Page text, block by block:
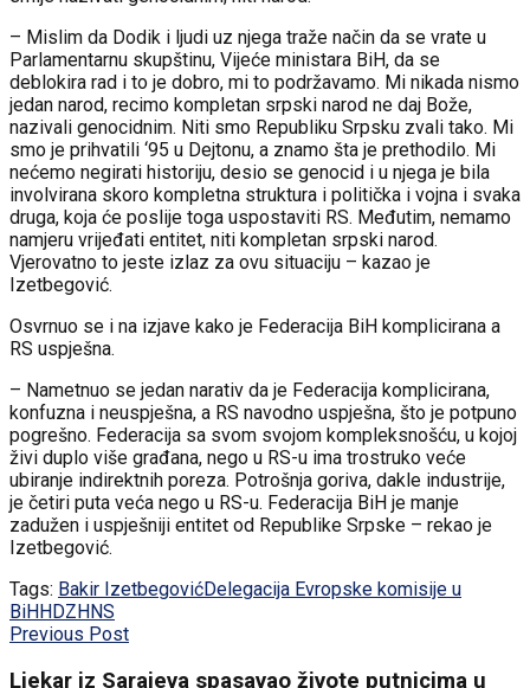
– Mislim da Dodik i ljudi uz njega traže način da se vrate u
Parlamentarnu skupštinu, Vijeće ministara BiH, da se
deblokira rad i to je dobro, mi to podržavamo. Mi nikada nismo
jedan narod, recimo kompletan srpski narod ne daj Bože,
nazivali genocidnim. Niti smo Republiku Srpsku zvali tako. Mi
smo je prihvatili ‘95 u Dejtonu, a znamo šta je prethodilo. Mi
nećemo negirati historiju, desio se genocid i u njega je bila
involvirana skoro kompletna struktura i politička i vojna i svaka
druga, koja će poslije toga uspostaviti RS. Međutim, nemamo
namjeru vrijeđati entitet, niti kompletan srpski narod.
Vjerovatno to jeste izlaz za ovu situaciju – kazao je
Izetbegović.
Osvrnuo se i na izjave kako je Federacija BiH komplicirana a
RS uspješna.
– Nametnuo se jedan narativ da je Federacija komplicirana,
konfuzna i neuspješna, a RS navodno uspješna, što je potpuno
pogrešno. Federacija sa svom svojom kompleksnošću, u kojoj
živi duplo više građana, nego u RS-u ima trostruko veće
ubiranje indirektnih poreza. Potrošnja goriva, dakle industrije,
je četiri puta veća nego u RS-u. Federacija BiH je manje
zadužen i uspješniji entitet od Republike Srpske – rekao je
Izetbegović.
Tags: Bakir IzetbegovićDelegacija Evropske komisije u
BiHHDZHNS
Previous Post
Ljekar iz Sarajeva spasavao živote putnicima u